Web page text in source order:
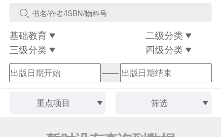
基础教育
二级分类
三级分类
四级分类
——
重点项目 筛选